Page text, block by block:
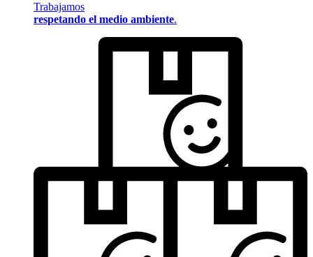
Trabajamos
respetando el medio ambiente.